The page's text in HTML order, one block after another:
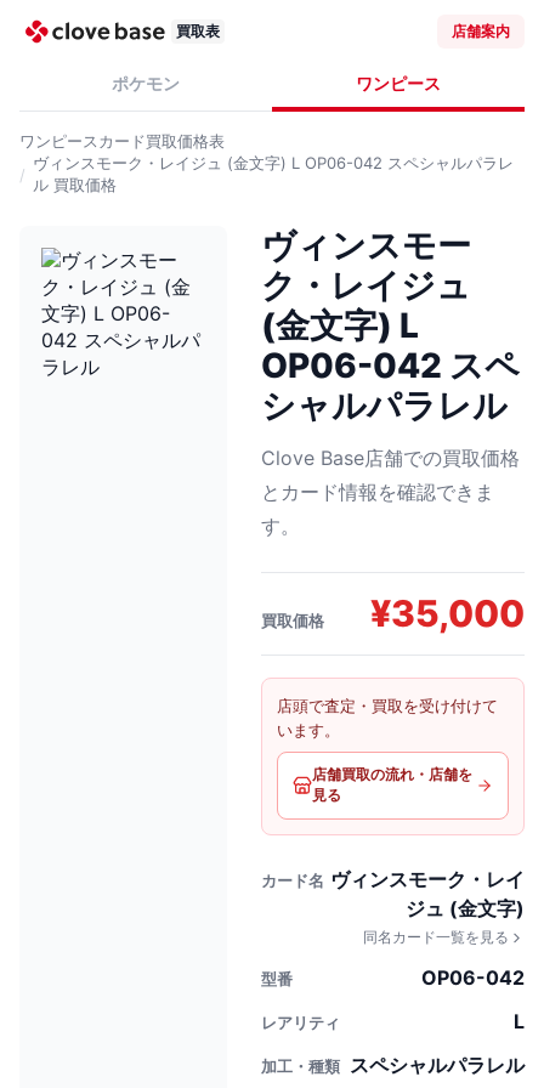
買取表 店舗案内
ポケモン ワンピース
ワンピースカード買取価格表
ヴィンスモーク・レイジュ (金文字) L OP06-042 スペシャルパラレ
ル 買取価格
ヴィンスモー
ク・レイジュ
(金文字) L
OP06-042 スペ
シャルパラレル
Clove Base店舗での買取価格
とカード情報を確認できま
す。
買取価格 ¥35,000
店頭で査定・買取を受け付けて
います。
店舗買取の流れ・店舗を
見る
カード名 ヴィンスモーク・レイ
ジュ (金文字)
同名カード一覧を見る
型番 OP06-042
レアリティ L
加工・種類 スペシャルパラレル